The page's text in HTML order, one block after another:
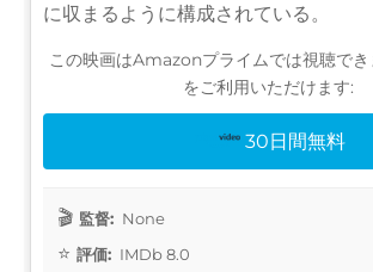
に収まるように構成されている。
この映画はAmazonプライムでは視聴で
をご利用いただけます:
30日間無料
監督: None
評価: IMDb 8.0